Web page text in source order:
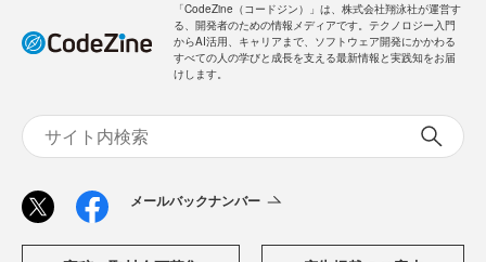
「CodeZine（コードジン）」は、株式会社翔泳社が運営す
る、開発者のための情報メディアです。テクノロジー入門
からAI活用、キャリアまで、ソフトウェア開発にかかわる
すべての人の学びと成長を支える最新情報と実践知をお届
けします。
メールバックナンバー